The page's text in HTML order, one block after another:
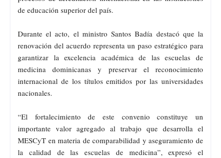
de educación superior del país.
Durante el acto, el ministro Santos Badía destacó que la
renovación del acuerdo representa un paso estratégico para
garantizar la excelencia académica de las escuelas de
medicina dominicanas y preservar el reconocimiento
internacional de los títulos emitidos por las universidades
nacionales.
“El fortalecimiento de este convenio constituye un
importante valor agregado al trabajo que desarrolla el
MESCyT en materia de comparabilidad y aseguramiento de
la calidad de las escuelas de medicina”, expresó el